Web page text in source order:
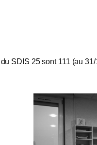
SDIS 25 sont 111 (au